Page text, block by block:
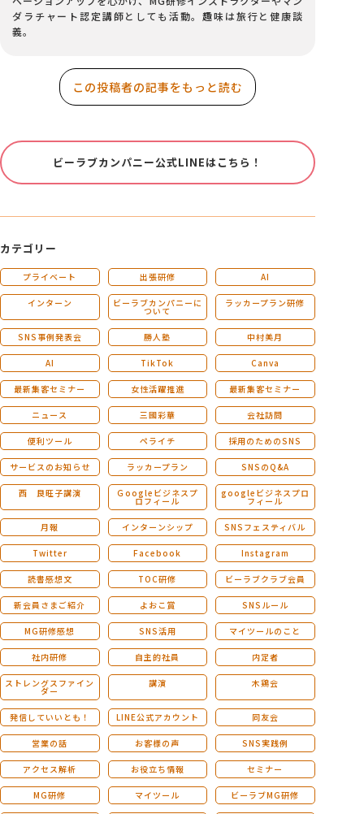
ダラチャート認定講師としても活動。趣味は旅行と健康談
義。
この投稿者の記事をもっと読む
ビーラブカンパニー公式LINEはこちら！
カテゴリー
プライベート 出張研修 AI
インターン ビーラブカンパニーに
ついて
ラッカープラン研修
SNS事例発表会 勝人塾 中村美月
AI TikTok Canva
最新集客セミナー 女性活躍推進 最新集客セミナー
ニュース 三國彩華 会社訪問
便利ツール ペライチ 採用のためのSNS
サービスのお知らせ ラッカープラン SNSのQ&A
西 良旺子講演 Ｇoogleビジネスプ
ロフィール
googleビジネスプロ
フィール
月報 インターンシップ SNSフェスティバル
Twitter Facebook Instagram
読書感想文 TOC研修 ビーラブクラブ会員
新会員さまご紹介 よおこ賞 SNSルール
MG研修感想 SNS活用 マイツールのこと
社内研修 自主的社員 内定者
ストレングスファイン
ダー
講演 木鶏会
発信していいとも！ LINE公式アカウント 同友会
営業の話 お客様の声 SNS実践例
アクセス解析 お役立ち情報 セミナー
MG研修 マイツール ビーラブMG研修